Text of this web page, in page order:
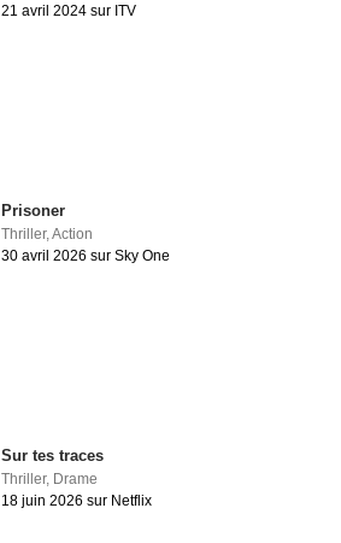
21 avril 2024 sur ITV
Prisoner
Thriller,Action
30 avril 2026 sur Sky One
Sur tes traces
Thriller, Drame
18 juin 2026 sur Netflix